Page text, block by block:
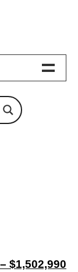
$1,502,990